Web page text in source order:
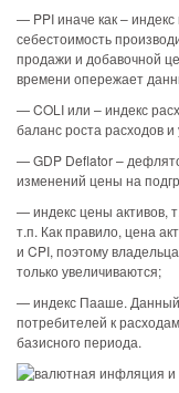
— PPI иначе как –
себестоимость
продажи и добавочной
времени опережает
— COLI или – индекс
баланс роста расходов
— GDP Deflator –
изменений цены на
— индекс цены активов,
т.п. Как правило, цена
и CPI, поэтому
только увеличиваются;
— индекс Пааше. Данный
потребителей к
базисного периода.